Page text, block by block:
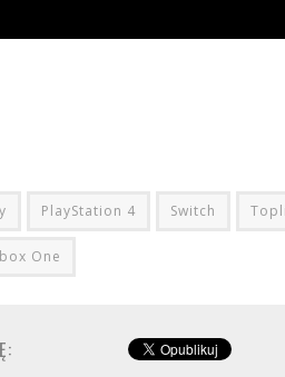
PlayStation 4 Switch
One